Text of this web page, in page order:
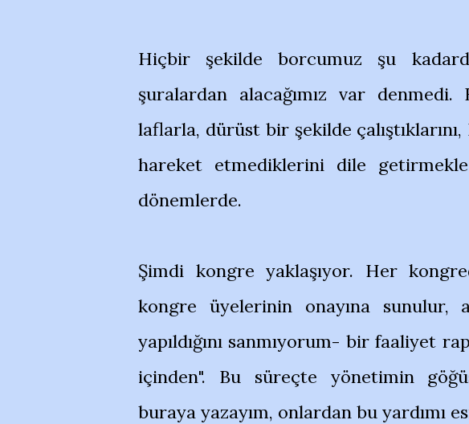
Hiçbir şekilde borcumuz şu
şuralardan alacağımız var
laflarla, dürüst bir şekilde
hareket etmediklerini dile
dönemlerde.
Şimdi kongre yaklaşıyor. Her
kongre üyelerinin onayına sunulur,
yapıldığını sanmıyorum- bir faaliyet
içinden". Bu süreçte yönetimin
buraya yazayım, onlardan bu yardımı